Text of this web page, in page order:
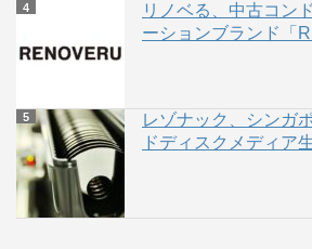
リノベる、中古コン
ーションブランド「
レゾナック、シンガ
ドディスクメディア